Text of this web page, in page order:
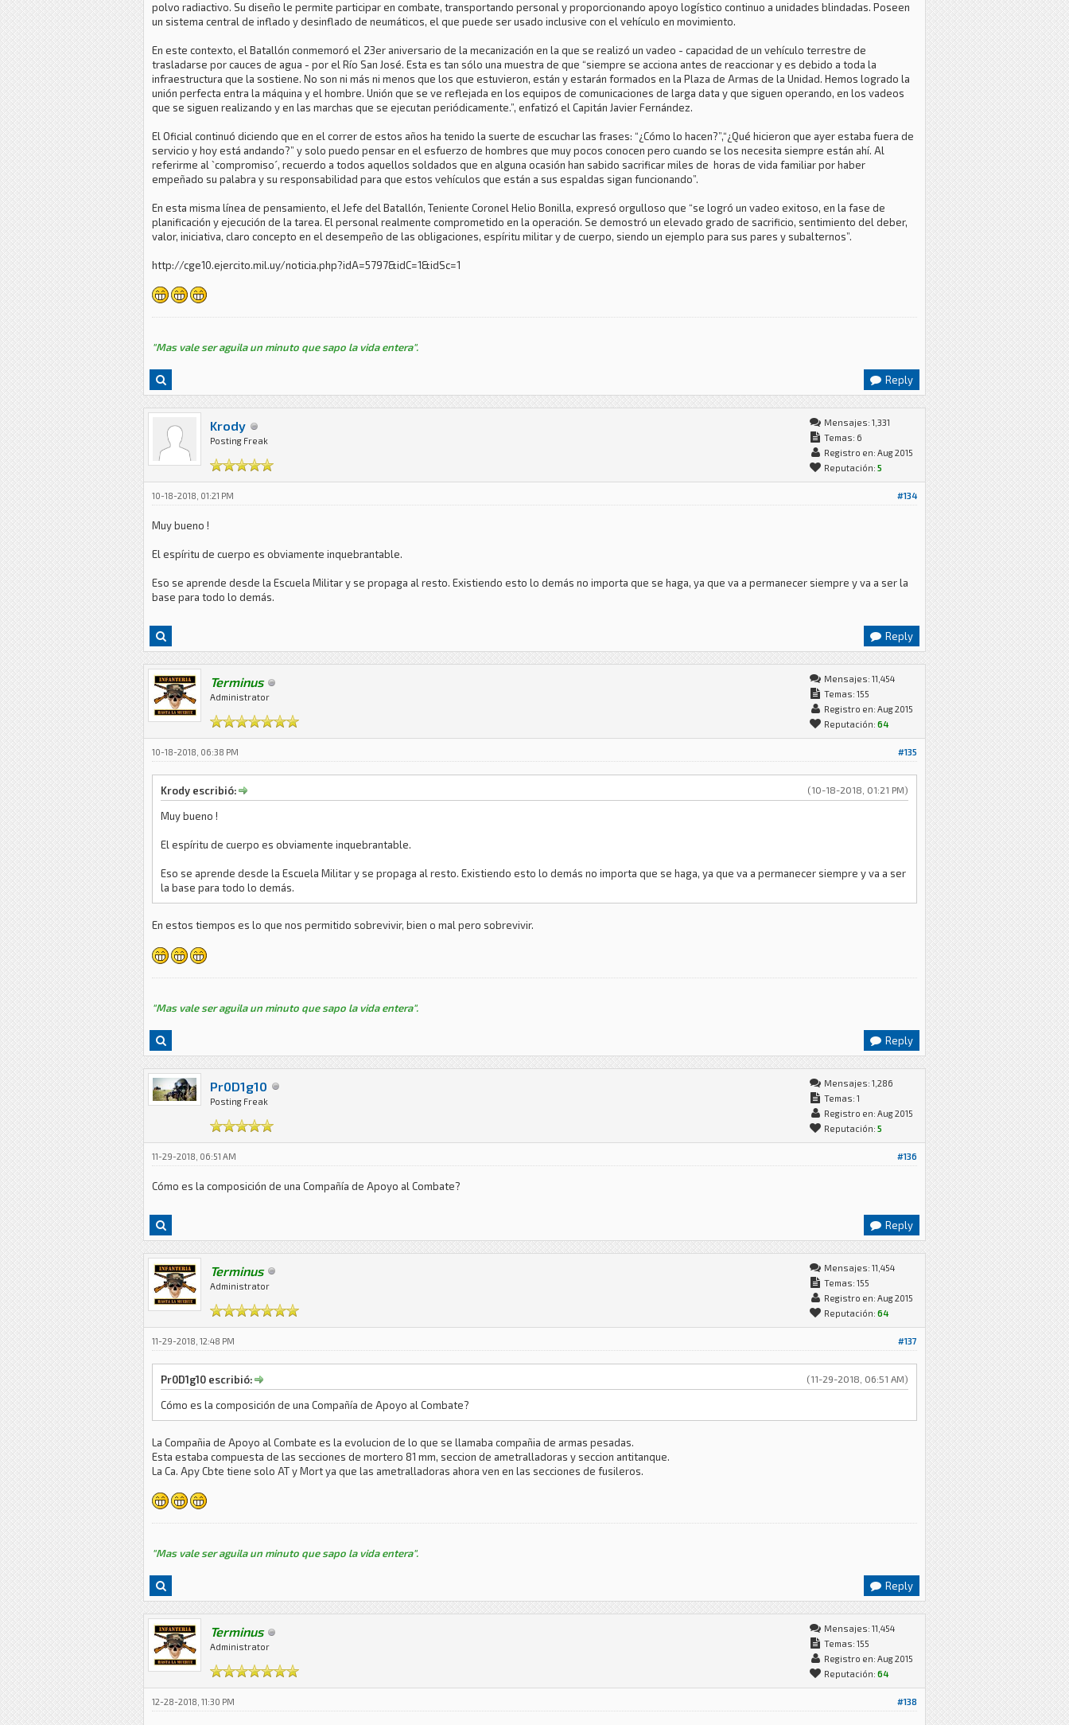
polvo radiactivo. Su diseño le permite participar en combate, transportando personal y proporcionando apoyo logístico continuo a unidades blindadas. Poseen
un sistema central de inflado y desinflado de neumáticos, el que puede ser usado inclusive con el vehículo en movimiento.
En este contexto, el Batallón conmemoró el 23er aniversario de la mecanización en la que se realizó un vadeo - capacidad de un vehículo terrestre de
trasladarse por cauces de agua - por el Río San José. Esta es tan sólo una muestra de que “siempre se acciona antes de reaccionar y es debido a toda la
infraestructura que la sostiene. No son ni más ni menos que los que estuvieron, están y estarán formados en la Plaza de Armas de la Unidad. Hemos logrado la
unión perfecta entra la máquina y el hombre. Unión que se ve reflejada en los equipos de comunicaciones de larga data y que siguen operando, en los vadeos
que se siguen realizando y en las marchas que se ejecutan periódicamente.”, enfatizó el Capitán Javier Fernández.
El Oficial continuó diciendo que en el correr de estos años ha tenido la suerte de escuchar las frases: “¿Cómo lo hacen?”,“¿Qué hicieron que ayer estaba fuera de
servicio y hoy está andando?” y solo puedo pensar en el esfuerzo de hombres que muy pocos conocen pero cuando se los necesita siempre están ahí. Al
referirme al `compromiso´, recuerdo a todos aquellos soldados que en alguna ocasión han sabido sacrificar miles de horas de vida familiar por haber
empeñado su palabra y su responsabilidad para que estos vehículos que están a sus espaldas sigan funcionando”.
En esta misma línea de pensamiento, el Jefe del Batallón, Teniente Coronel Helio Bonilla, expresó orgulloso que “se logró un vadeo exitoso, en la fase de
planificación y ejecución de la tarea. El personal realmente comprometido en la operación. Se demostró un elevado grado de sacrificio, sentimiento del deber,
valor, iniciativa, claro concepto en el desempeño de las obligaciones, espíritu militar y de cuerpo, siendo un ejemplo para sus pares y subalternos”.
http://cge10.ejercito.mil.uy/noticia.php?idA=5797&idC=1&idSc=1
"Mas vale ser aguila un minuto que sapo la vida entera".
Reply
Krody
Posting Freak
Mensajes: 1,331
Temas: 6
Registro en: Aug 2015
Reputación: 5
#134
10-18-2018, 01:21 PM
Muy bueno !
El espíritu de cuerpo es obviamente inquebrantable.
Eso se aprende desde la Escuela Militar y se propaga al resto. Existiendo esto lo demás no importa que se haga, ya que va a permanecer siempre y va a ser la
base para todo lo demás.
Reply
Terminus
Administrator
Mensajes: 11,454
Temas: 155
Registro en: Aug 2015
Reputación: 64
#135
10-18-2018, 06:38 PM
(10-18-2018, 01:21 PM)
Krody escribió:
Muy bueno !
El espíritu de cuerpo es obviamente inquebrantable.
Eso se aprende desde la Escuela Militar y se propaga al resto. Existiendo esto lo demás no importa que se haga, ya que va a permanecer siempre y va a ser
la base para todo lo demás.
En estos tiempos es lo que nos permitido sobrevivir, bien o mal pero sobrevivir.
"Mas vale ser aguila un minuto que sapo la vida entera".
Reply
Pr0D1g10
Posting Freak
Mensajes: 1,286
Temas: 1
Registro en: Aug 2015
Reputación: 5
#136
11-29-2018, 06:51 AM
Cómo es la composición de una Compañía de Apoyo al Combate?
Reply
Terminus
Administrator
Mensajes: 11,454
Temas: 155
Registro en: Aug 2015
Reputación: 64
#137
11-29-2018, 12:48 PM
(11-29-2018, 06:51 AM)
Pr0D1g10 escribió:
Cómo es la composición de una Compañía de Apoyo al Combate?
La Compañia de Apoyo al Combate es la evolucion de lo que se llamaba compañia de armas pesadas.
Esta estaba compuesta de las secciones de mortero 81 mm, seccion de ametralladoras y seccion antitanque.
La Ca. Apy Cbte tiene solo AT y Mort ya que las ametralladoras ahora ven en las secciones de fusileros.
"Mas vale ser aguila un minuto que sapo la vida entera".
Reply
Terminus
Administrator
Mensajes: 11,454
Temas: 155
Registro en: Aug 2015
Reputación: 64
#138
12-28-2018, 11:30 PM